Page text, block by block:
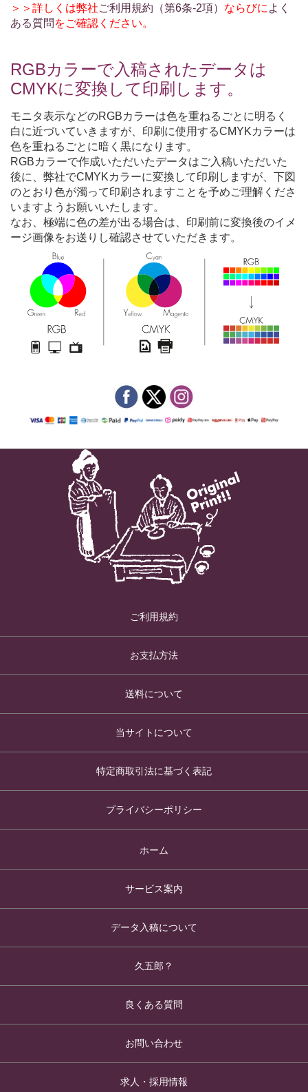
＞＞詳しくは弊社ご利用規約（第6条-2項） ならびに よく
ある質問 をご確認ください。
RGBカラーで入稿されたデータは
CMYKに変換して印刷します。
モニタ表示などのRGBカラーは色を重ねるごとに明るく
白に近づいていきますが、印刷に使用するCMYKカラーは
色を重ねるごとに暗く黒になります。
RGBカラーで作成いただいたデータはご入稿いただいた
後に、弊社でCMYKカラーに変換して印刷しますが、下図
のとおり色が濁って印刷されますことを予めご理解くださ
いますようお願いいたします。
なお、極端に色の差が出る場合は、印刷前に変換後のイメ
ージ画像をお送りし確認させていただきます。
ご利用規約
お支払方法
送料について
当サイトについて
特定商取引法に基づく表記
プライバシーポリシー
ホーム
サービス案内
データ入稿について
久五郎？
良くある質問
お問い合わせ
求人・採用情報